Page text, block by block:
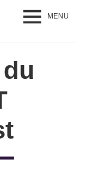
MENU